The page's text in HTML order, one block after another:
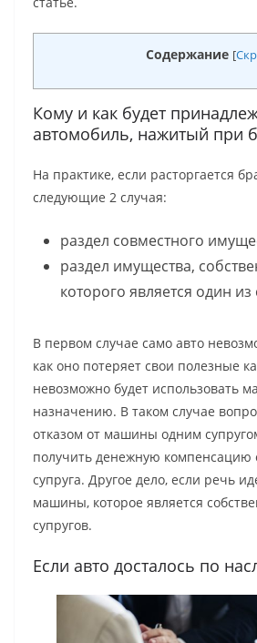
Содержание [
Кому и как будет
автомобиль, нажитый при
На практике, если расторгается
следующие 2 случая:
раздел совместного
раздел имущества,
которого является один из
В первом случае само авто
как оно потеряет свои полезные
невозможно будет использовать
назначению. В таком случае
отказом от машины одним
получить денежную компенсацию
супруга. Другое дело, если речь
машины, которое является
супругов.
Если авто досталось по